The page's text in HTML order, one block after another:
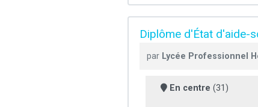
Diplôme d'État d'aide-
par Lycée Professionnel
En centre (31)